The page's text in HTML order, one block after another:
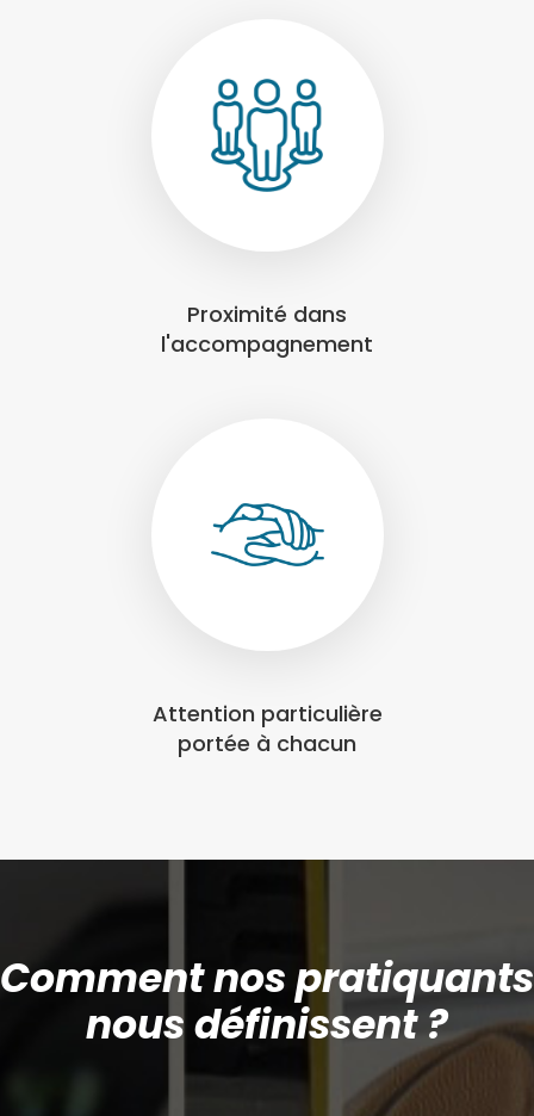
Proximité dans
l'accompagnement
Attention particulière
portée à chacun
Comment nos pratiquants
nous définissent ?